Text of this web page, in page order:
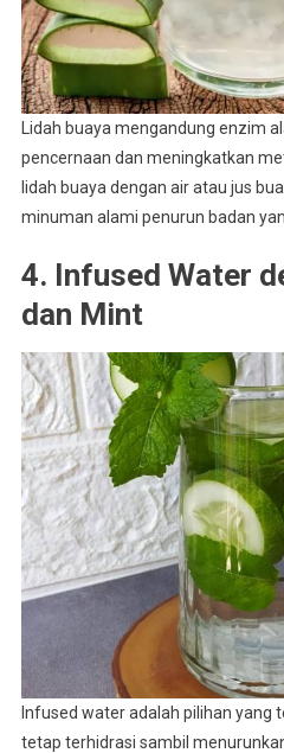
Lidah buaya mengandung enzim
pencernaan dan meningkatkan
lidah buaya dengan air atau jus
minuman alami penurun badan
4. Infused Water
dan Mint
Infused water adalah pilihan yang
tetap terhidrasi sambil